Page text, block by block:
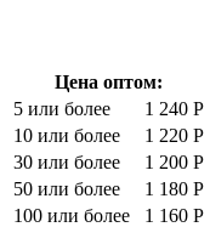
Цена оптом:
5 или более
1 240 Р
10 или более
1 220 Р
30 или более
1 200 Р
50 или более
1 180 Р
100 или более
1 160 Р